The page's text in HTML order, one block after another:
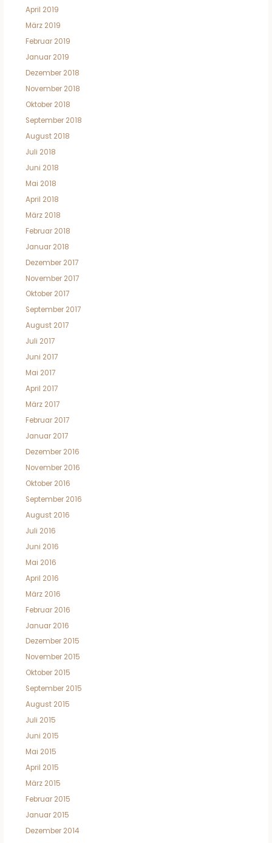
April 2019
März 2019
Februar 2019
Januar 2019
Dezember 2018
November 2018
Oktober 2018
September 2018
August 2018
Juli 2018
Juni 2018
Mai 2018
April 2018
März 2018
Februar 2018
Januar 2018
Dezember 2017
November 2017
Oktober 2017
September 2017
August 2017
Juli 2017
Juni 2017
Mai 2017
April 2017
März 2017
Februar 2017
Januar 2017
Dezember 2016
November 2016
Oktober 2016
September 2016
August 2016
Juli 2016
Juni 2016
Mai 2016
April 2016
März 2016
Februar 2016
Januar 2016
Dezember 2015
November 2015
Oktober 2015
September 2015
August 2015
Juli 2015
Juni 2015
Mai 2015
April 2015
März 2015
Februar 2015
Januar 2015
Dezember 2014